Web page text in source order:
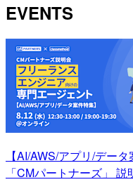
EVENTS
【AI/AWS/アプリ/デー
「CMパートナーズ」